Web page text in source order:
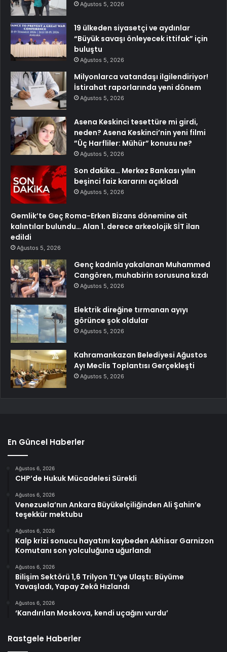
Ağustos 5, 2026
19 ülkeden siyasetçi ve aydınlar
“Büyük savaşı önleyecek ittifak” için
buluştu
Ağustos 5, 2026
Milyonlarca vatandaşı ilgilendiriyor!
İstirahat raporlarında yeni dönem
Ağustos 5, 2026
Asena Keskinci tesettüre mi girdi,
neden? Asena Keskinci’nin yeni filmi
”Üç Harfliler: Mühür” konusu ne?
Ağustos 5, 2026
Son dakika… Merkez Bankası yılın
beşinci faiz kararını açıkladı
Ağustos 5, 2026
Gemlik’te Geç Roma-Erken Bizans dönemine ait
kalıntılar bulundu… Alan 1. derece arkeolojik SİT ilan
edildi
Ağustos 5, 2026
Genç kadınla yakalanan Muhammed
Cangören, muhabirin sorusuna kızdı
Ağustos 5, 2026
Elektrik direğine tırmanan ayıyı
görünce şok oldular
Ağustos 5, 2026
Kahramankazan Belediyesi Ağustos
Ayı Meclis Toplantısı Gerçekleşti
Ağustos 5, 2026
En Güncel Haberler
Ağustos 6, 2026
CHP’de Hukuk Mücadelesi Sürekli
Ağustos 6, 2026
Venezuela’nın Ankara Büyükelçiliğinden Ali Şahin’e
teşekkür mektubu
Ağustos 6, 2026
Kalp krizi sonucu hayatını kaybeden Akhisar Garnizon
Komutanı son yolculuğuna uğurlandı
Ağustos 6, 2026
Bilişim Sektörü 1,6 Trilyon TL’ye Ulaştı: Büyüme
Yavaşladı, Yapay Zekâ Hızlandı
Ağustos 6, 2026
‘Kandırılan Moskova, kendi uçağını vurdu’
Rastgele Haberler